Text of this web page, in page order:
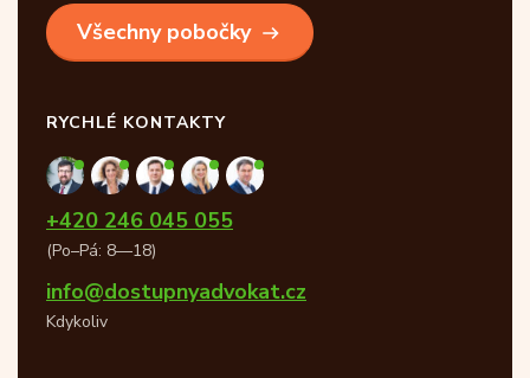
Všechny pobočky
RYCHLÉ KONTAKTY
+420 246 045 055
(Po–Pá: 8—18)
info@dostupnyadvokat.cz
Kdykoliv